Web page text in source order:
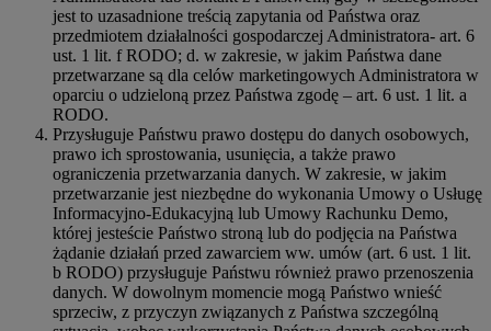
jest to uzasadnione treścią zapytania od Państwa oraz
przedmiotem działalności gospodarczej Administratora- art. 6
ust. 1 lit. f RODO; d. w zakresie, w jakim Państwa dane
przetwarzane są dla celów marketingowych Administratora w
oparciu o udzieloną przez Państwa zgodę – art. 6 ust. 1 lit. a
RODO.
Przysługuje Państwu prawo dostępu do danych osobowych,
prawo ich sprostowania, usunięcia, a także prawo
ograniczenia przetwarzania danych. W zakresie, w jakim
przetwarzanie jest niezbędne do wykonania Umowy o Usługę
Informacyjno-Edukacyjną lub Umowy Rachunku Demo,
której jesteście Państwo stroną lub do podjęcia na Państwa
żądanie działań przed zawarciem ww. umów (art. 6 ust. 1 lit.
b RODO) przysługuje Państwu również prawo przenoszenia
danych. W dowolnym momencie mogą Państwo wnieść
sprzeciw, z przyczyn związanych z Państwa szczególną